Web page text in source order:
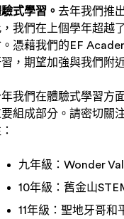
式學習。 去年我們推
，我們在上個學年超越
憑藉我們的EF
，期望加強與我們附
我們在體驗式學習方
組成部分。請密切關
九年級：Wonder
10年級：舊金山
11年級：聖地牙哥和